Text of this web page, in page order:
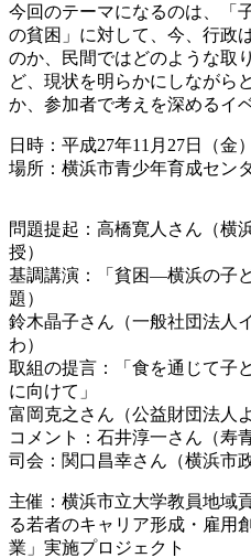
今回のテーマになるのは、「
の貧困」に対して、今、行政
のか、民間ではどのような取
ど、現状を明らかにしながら
か、参加者で考えを深めるイ
日時：平成27年11月27日（金
場所：横浜市青少年育成セン
問題提起：高橋寛人さん（横
授）
基調講演：「貧困―横浜の子
題）
鈴木晶子さん（一般社団法人
わ）
取組の提言：「食を通じて子
に向けて」
富岡克之さん（公益財団法人
コメント：石井淳一さん（寿
司会：関口昌幸さん（横浜市
主催：横浜市立大学教員地域
る若者のキャリア形成・雇用
業」実施プロジェクト